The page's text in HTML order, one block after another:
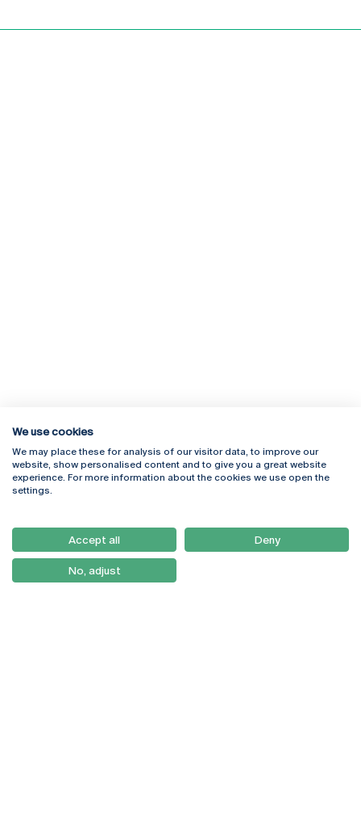
Rua Diogo Botelho 1327
4169-005 Porto
+351 226 196 240
Campus Online
Webmail
Como Chegar
Newsletter
We use cookies
We may place these for analysis of our visitor data, to improve our
website, show personalised content and to give you a great website
experience. For more information about the cookies we use open the
settings.
Accept all Deny
No, adjust